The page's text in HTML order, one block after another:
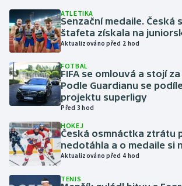
Lezení
Lyže a snowboard
Moderní pětiboj
Motorsport
Olympijské hry
Parasport
Plavání
ATLETIKA
Senzační medaile. Česká
štafeta získala na
Aktualizováno před 2 hod
FOTBAL
FIFA se omlouvá a stojí
Podle Guardianu se
projektu superligy
Před 3 hod
HOKEJ
Česká osmnáctka ztrátu
nedotáhla a o medaile si
Aktualizováno před 4 hod
TENIS